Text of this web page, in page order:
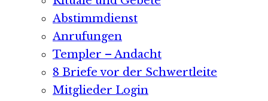
Abstimmdienst
Anrufungen
Templer – Andacht
8 Briefe vor der Schwertleite
Mitglieder Login